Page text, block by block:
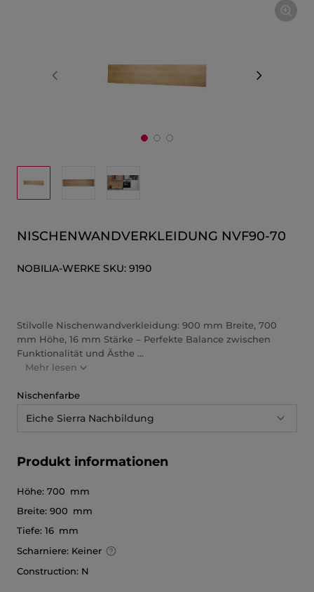
NISCHENWANDVERKLEIDUNG NVF90-70
NOBILIA-WERKE SKU: 9190
Stilvolle Nischenwandverkleidung: 900 mm Breite, 700
mm Höhe, 16 mm Stärke – Perfekte Balance zwischen
Funktionalität und Ästhe ...
Mehr lesen
Nischenfarbe
Eiche Sierra Nachbildung
Produkt informationen
Höhe: 700 mm
Breite: 900 mm
Tiefe: 16 mm
Scharniere: Keiner
Construction: N